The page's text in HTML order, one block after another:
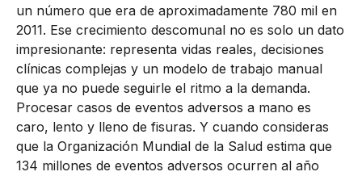
un número que era de aproximadamente 780 mil en
2011. Ese crecimiento descomunal no es solo un dato
impresionante: representa vidas reales, decisiones
clínicas complejas y un modelo de trabajo manual
que ya no puede seguirle el ritmo a la demanda.
Procesar casos de eventos adversos a mano es
caro, lento y lleno de fisuras. Y cuando consideras
que la Organización Mundial de la Salud estima que
134 millones de eventos adversos ocurren al año